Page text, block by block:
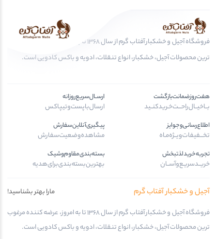
فروشگاه آجیل و خشکبار آفتاب گرم از سال 1368 تا به امروز، عرضه کننده مرغوب
ترین محصولات آجیل، خشکبار، انواع تنقلات، ادویه و باکس کادویی است.
هفت‌روز‌ضمانت‌بازگشت
بــا‌خیــال‌راحـــت‌خـرید‌کنــید
ارســال‌سریع‌روزانه
ارسال‌با‌پست‌و‌تیپاکس
اطلاع‌رسانی‌و‌جوایز
تخـــفیفات‌ویــژه‌مـاه
پیگیری‌آنلاین‌سفارش
مشاهده‌وضعیت‌سفارش
تجربه‌خرید‌لذتبخش
خریــد‌سریـع‌و‌آســان
بسته‌بندی‌مقاوم‌وشیک
بهترین‌بسته‌بندی‌برای‌هدیه
آجیل و خشکبار آفتاب گرم
مارا بهتر بشناسید!
فروشگاه آجیل و خشکبار آفتاب گرم از سال 1368 تا به امروز، عرضه کننده مرغوب
ترین محصولات آجیل، خشکبار، انواع تنقلات، ادویه و باکس کادویی است.